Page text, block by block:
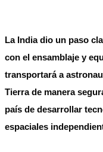
La India dio un paso
con el ensamblaje y
transportará a
Tierra de manera
país de desarrollar
espaciales